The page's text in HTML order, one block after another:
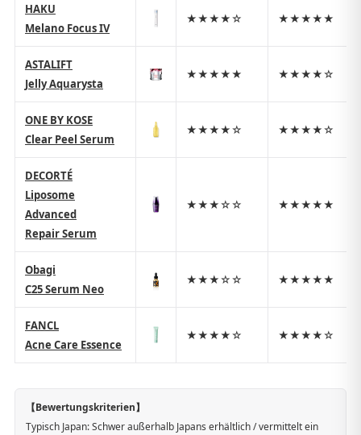
HAKU
Melano Focus IV
★★★★☆ ★★★★★
ASTALIFT
Jelly Aquarysta
★★★★★ ★★★★☆
ONE BY KOSE
Clear Peel Serum
★★★★☆ ★★★★☆
DECORTÉ
Liposome
Advanced
Repair Serum
★★★☆☆ ★★★★★
Obagi
C25 Serum Neo
★★★☆☆ ★★★★★
FANCL
Acne Care Essence
★★★★☆ ★★★★☆
【Bewertungskriterien】
Typisch Japan: Schwer außerhalb Japans erhältlich / vermittelt ein